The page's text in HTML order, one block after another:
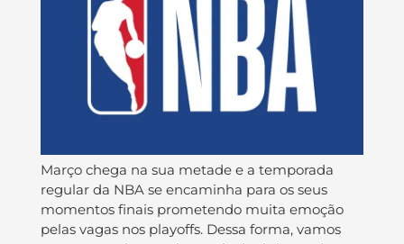
Março chega na sua metade e a temporada
regular da NBA se encaminha para os seus
momentos finais prometendo muita emoção
pelas vagas nos playoffs. Dessa forma, vamos